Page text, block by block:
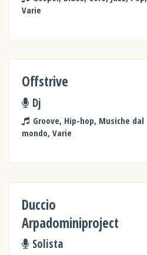
Varie
Offstrive
Dj
Groove, Hip-hop, Musiche dal
mondo, Varie
Duccio
Arpadominiproject
Solista